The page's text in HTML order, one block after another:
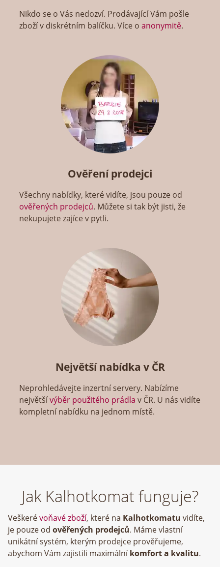
Nikdo se o Vás nedozví. Prodávající Vám pošle
zboží v diskrétním balíčku. Více oanonymitě.
Ověření prodejci
Všechny nabídky, které vidíte, jsou pouze od
ověřených prodejců. Můžete si tak být jisti, že
nekupujete zajíce v pytli.
Největší nabídka v ČR
Neprohledávejte inzertní servery. Nabízíme
největšívýběr použitého prádla v ČR. U nás vidíte
kompletní nabídku na jednom místě.
Jak Kalhotkomat funguje?
Veškerévoňavé zboží, které na Kalhotkomatu vidíte,
je pouze od ověřených prodejců. Máme vlastní
unikátní systém, kterým prodejce prověřujeme,
abychom Vám zajistili maximálníkomfort a kvalitu.